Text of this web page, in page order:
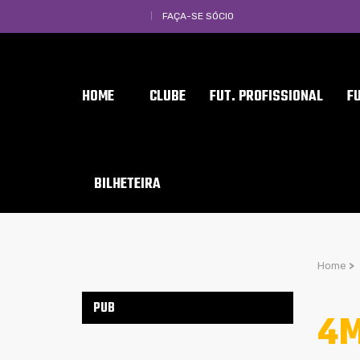
FAÇA-SE SÓCIO
HOME CLUBE FUT. PROFISSIONAL
BILHETEIRA
Home >
PUB